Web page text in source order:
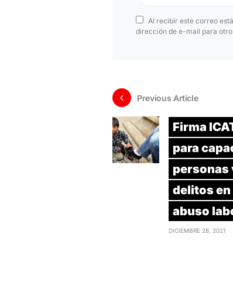
Al recibir este correo
dirección de e-mail para
Previous Article
Firma
para
personas
delitos
abuso
DICIEMBRE 28, 2021